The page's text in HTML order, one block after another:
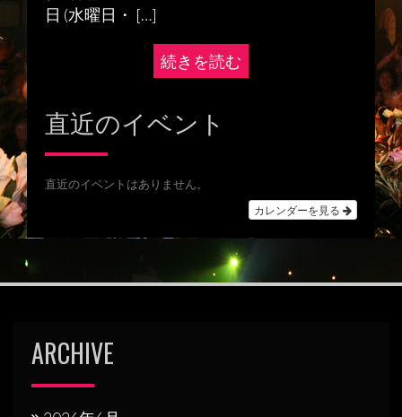
日 (水曜日・ […]
続きを読む
直近のイベント
直近のイベントはありません。
カレンダーを見る
ARCHIVE